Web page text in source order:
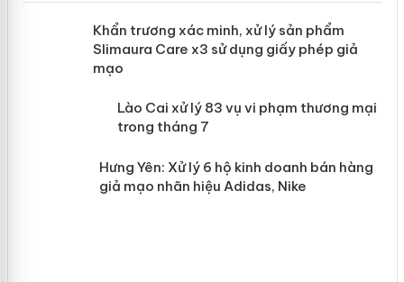
Khẩn trương xác minh, xử lý sản phẩm
Slimaura Care x3 sử dụng giấy phép giả
mạo
Lào Cai xử lý 83 vụ vi phạm thương
mại trong tháng 7